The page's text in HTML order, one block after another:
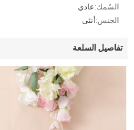
السُمك:عادي
الجنس:أنثى
تفاصيل السلعة